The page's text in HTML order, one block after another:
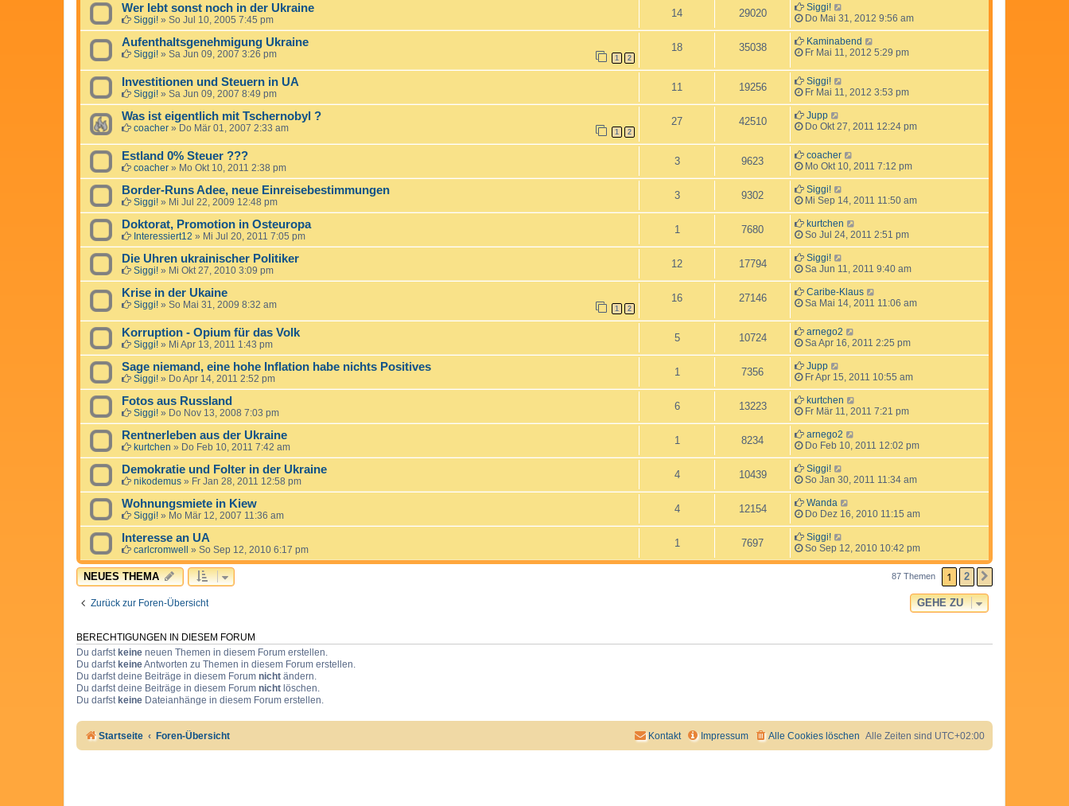
Wer lebt sonst noch in der Ukraine
Siggi! » So Jul 10, 2005 7:45 pm
14 29020
Siggi!
Do Mai 31, 2012 9:56 am
Aufenthaltsgenehmigung Ukraine
Siggi! » Sa Jun 09, 2007 3:26 pm 1 2
18 35038
Kaminabend
Fr Mai 11, 2012 5:29 pm
Investitionen und Steuern in UA
Siggi! » Sa Jun 09, 2007 8:49 pm
11 19256
Siggi!
Fr Mai 11, 2012 3:53 pm
Was ist eigentlich mit Tschernobyl ?
coacher » Do Mär 01, 2007 2:33 am 1 2
27 42510
Jupp
Do Okt 27, 2011 12:24 pm
Estland 0% Steuer ???
coacher » Mo Okt 10, 2011 2:38 pm
3 9623
coacher
Mo Okt 10, 2011 7:12 pm
Border-Runs Adee, neue Einreisebestimmungen
Siggi! » Mi Jul 22, 2009 12:48 pm
3 9302
Siggi!
Mi Sep 14, 2011 11:50 am
Doktorat, Promotion in Osteuropa
Interessiert12 » Mi Jul 20, 2011 7:05 pm
1 7680
kurtchen
So Jul 24, 2011 2:51 pm
Die Uhren ukrainischer Politiker
Siggi! » Mi Okt 27, 2010 3:09 pm
12 17794
Siggi!
Sa Jun 11, 2011 9:40 am
Krise in der Ukaine
Siggi! » So Mai 31, 2009 8:32 am 1 2
16 27146
Caribe-Klaus
Sa Mai 14, 2011 11:06 am
Korruption - Opium für das Volk
Siggi! » Mi Apr 13, 2011 1:43 pm
5 10724
arnego2
Sa Apr 16, 2011 2:25 pm
Sage niemand, eine hohe Inflation habe nichts Positives
Siggi! » Do Apr 14, 2011 2:52 pm
1 7356
Jupp
Fr Apr 15, 2011 10:55 am
Fotos aus Russland
Siggi! » Do Nov 13, 2008 7:03 pm
6 13223
kurtchen
Fr Mär 11, 2011 7:21 pm
Rentnerleben aus der Ukraine
kurtchen » Do Feb 10, 2011 7:42 am
1 8234
arnego2
Do Feb 10, 2011 12:02 pm
Demokratie und Folter in der Ukraine
nikodemus » Fr Jan 28, 2011 12:58 pm
4 10439
Siggi!
So Jan 30, 2011 11:34 am
Wohnungsmiete in Kiew
Siggi! » Mo Mär 12, 2007 11:36 am
4 12154
Wanda
Do Dez 16, 2010 11:15 am
Interesse an UA
carlcromwell » So Sep 12, 2010 6:17 pm
1 7697
Siggi!
So Sep 12, 2010 10:42 pm
NEUES THEMA 87 Themen 1 2
Zurück zur Foren-Übersicht GEHE ZU
BERECHTIGUNGEN IN DIESEM FORUM
Du darfstkeine neuen Themen in diesem Forum erstellen.
Du darfstkeineAntworten zu Themen in diesem Forum erstellen.
Du darfst deine Beiträge in diesem Forum nicht ändern.
Du darfst deine Beiträge in diesem Forum nicht löschen.
Du darfstkeine Dateianhänge in diesem Forum erstellen.
Startseite Foren-Übersicht Alle Zeiten sind UTC+02:00
Alle Cookies löschen
Impressum
Kontakt